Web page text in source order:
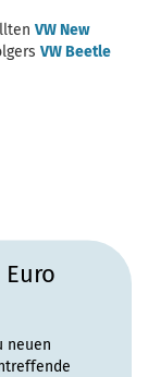
VW New
VW Beetle
neuen